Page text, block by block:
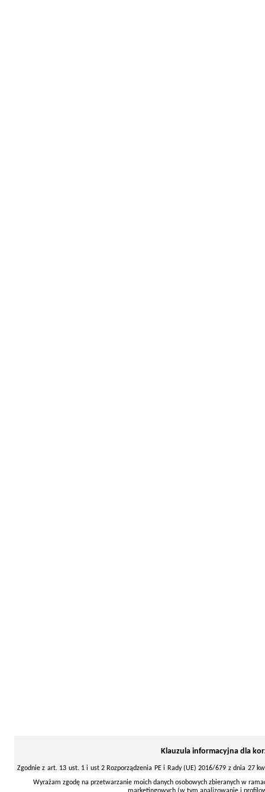
Klauzula informacyjna dla
Zgodnie z art. 13 ust. 1 i ust 2 Rozporządzenia PE i Rady (UE) 2016/679 z dnia 27
Wyrażam zgodę na przetwarzanie moich danych osobowych zbieranych w